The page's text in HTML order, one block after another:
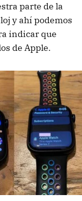
parte de la
y ahí podemos
indicar que
de Apple.